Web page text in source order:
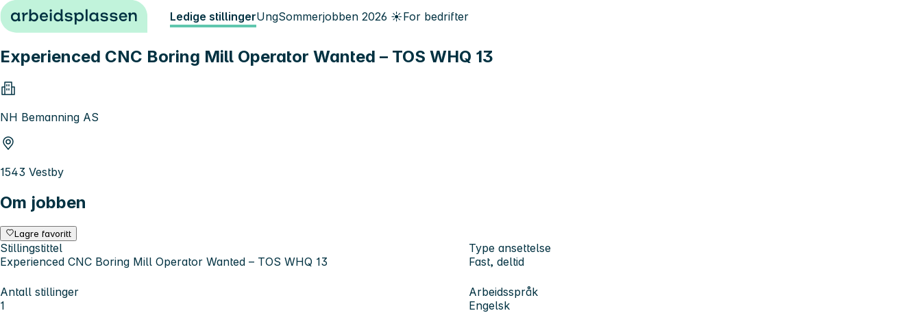
Hopp til innhold Ledige stillingerUngSommerjobben 2026 ☀️For bedrifter
Experienced CNC Boring Mill Operator Wanted – TOS WHQ 13
NH Bemanning AS
1543 Vestby
Om jobben
Lagre favoritt
Stillingstittel
Experienced CNC Boring Mill Operator Wanted – TOS WHQ 13
Type ansettelse
Fast, deltid
Antall stillinger
1
Arbeidsspråk
Engelsk